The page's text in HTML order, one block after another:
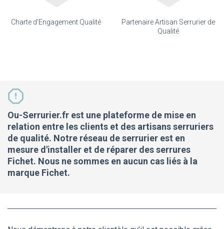
Charte d'Engagement Qualité
Partenaire Artisan Serrurier de
Qualité
Ou-Serrurier.fr est une plateforme de mise en
relation entre les clients et des artisans serruriers
de qualité. Notre réseau de serrurier est en
mesure d'installer et de réparer des serrures
Fichet. Nous ne sommes en aucun cas liés à la
marque Fichet.